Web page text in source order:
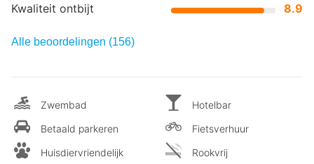
Kwaliteit ontbijt
8.9
Alle beoordelingen (156)
Zwembad
Betaald parkeren
Huisdiervriendelijk
Hotelbar
Fietsverhuur
Rookvrij